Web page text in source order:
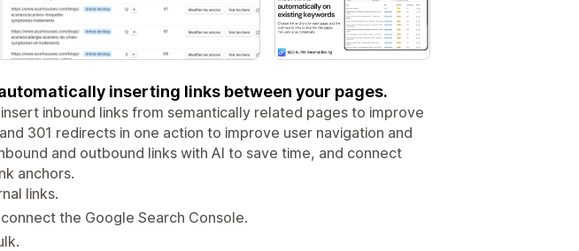
inserting links between your pages.
inbound links from semantically related pages to improve
301 redirects in one action to improve user navigation and
and outbound links with AI to save time, and connect
anchors.
links.
the Google Search Console.